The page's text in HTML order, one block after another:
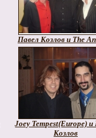
Павел Козлов и The
Joey Tempest(Europe)
Козлов